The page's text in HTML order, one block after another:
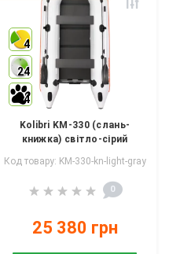
4
24
4
Kolibri KM-330 (слань-
книжка) світло-сірий
Код товару: KM-330-kn-light-gray
0
25 380 грн